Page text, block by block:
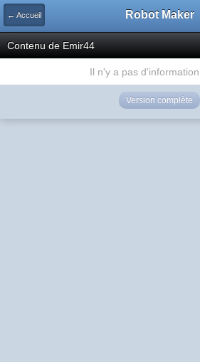
← Accueil Robot Maker
Contenu de Emir44
Il n'y a pas d'information
Version complète